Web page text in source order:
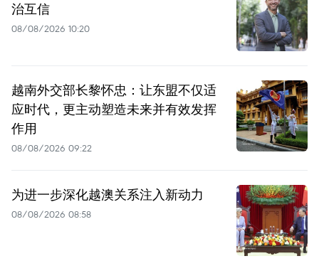
治互信
08/08/2026 10:20
越南外交部长黎怀忠：让东盟不仅适
应时代，更主动塑造未来并有效发挥
作用
08/08/2026 09:22
为进一步深化越澳关系注入新动力
08/08/2026 08:58